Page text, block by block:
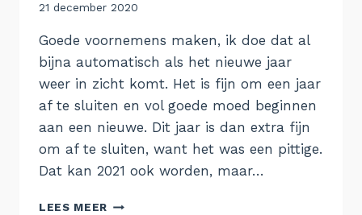
Door
21 december 2020
Goede voornemens maken, ik doe dat al
bijna automatisch als het nieuwe jaar
weer in zicht komt. Het is fijn om een jaar
af te sluiten en vol goede moed beginnen
aan een nieuwe. Dit jaar is dan extra fijn
om af te sluiten, want het was een pittige.
Dat kan 2021 ook worden, maar…
LEES MEER GOEDE